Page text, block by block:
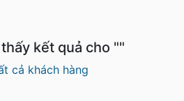
kết quả cho ""
cả khách hàng